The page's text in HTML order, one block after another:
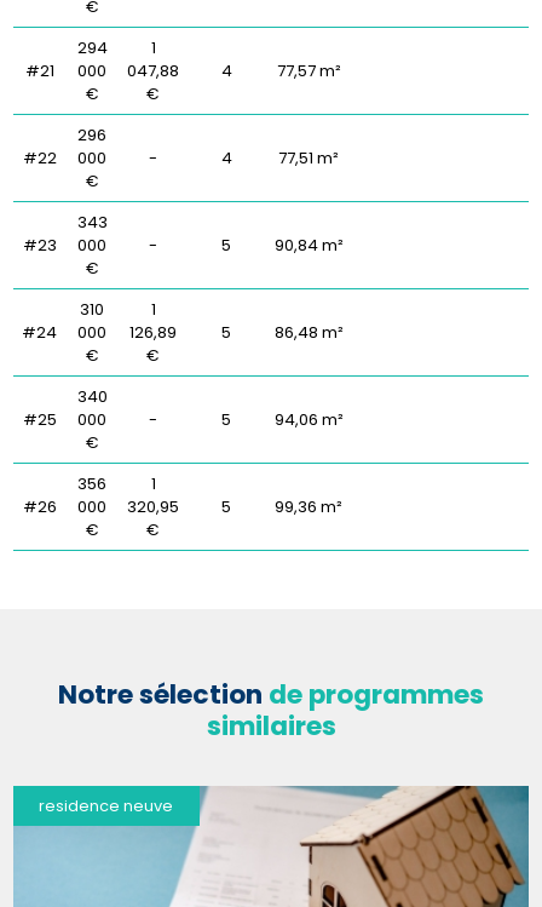
€
#21
294
000
€
1
047,88
€
4 77,57 m²
#22
296
000
€
- 4 77,51 m²
#23
343
000
€
- 5 90,84 m²
#24
310
000
€
1
126,89
€
5 86,48 m²
#25
340
000
€
- 5 94,06 m²
#26
356
000
€
1
320,95
€
5 99,36 m²
Notre sélection de programmes
similaires
residence neuve